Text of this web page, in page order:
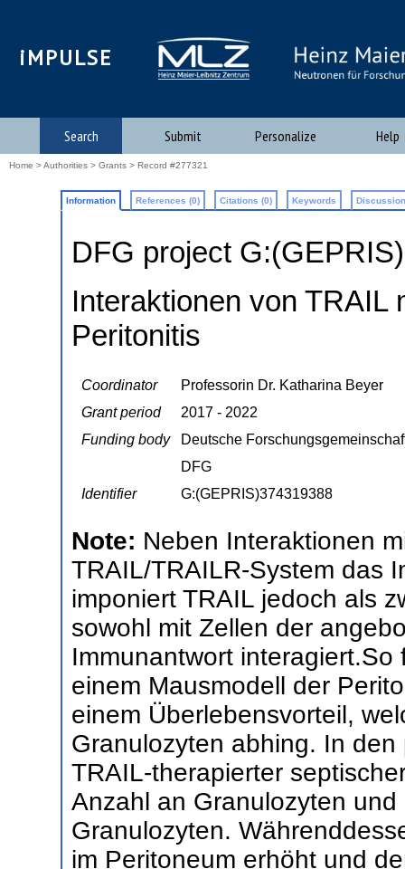
iMPULSE
Search Submit Personalize Help
Home >Authorities > Grants > Record #277321
Information References (0) Citations (0) Keywords
DFG project
Interaktionen von TRAIL
Peritonitis
Coordinator
Professorin Dr. Katharina Beyer
Grant period
2017 - 2022
Funding body
Deutsche
DFG
Identifier
G:(GEPRIS)374319388
Note: Neben Interaktionen
TRAIL/TRAILR-System das
imponiert TRAIL jedoch als
sowohl mit Zellen der
Immunantwort
einem Mausmodell der
einem Überlebensvorteil,
Granulozyten abhing. In
TRAIL-therapierter
Anzahl an Granulozyten
Granulozyten.
im Peritoneum erhöht und